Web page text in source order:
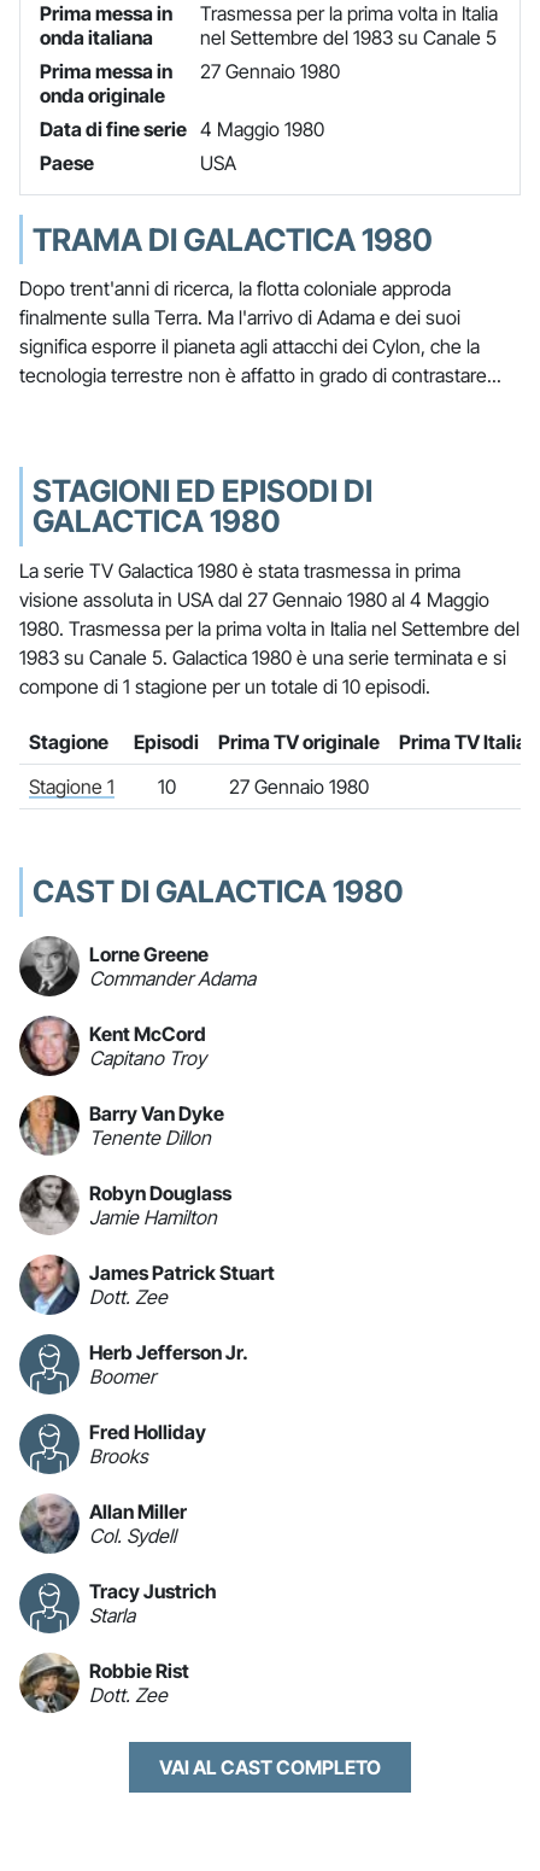
Prima messa in
onda italiana
Trasmessa per la prima volta in Italia
nel Settembre del 1983 su Canale 5
Prima messa in
onda originale
27 Gennaio 1980
Data di fine serie 4 Maggio 1980
Paese
USA
TRAMA DI GALACTICA 1980
Dopo trent'anni di ricerca, la flotta coloniale approda
finalmente sulla Terra. Ma l'arrivo di Adama e dei suoi
significa esporre il pianeta agli attacchi dei Cylon, che la
tecnologia terrestre non è affatto in grado di contrastare...
STAGIONI ED EPISODI DI
GALACTICA 1980
La serie TV Galactica 1980 è stata trasmessa in prima
visione assoluta in USA dal 27 Gennaio 1980 al 4 Maggio
1980. Trasmessa per la prima volta in Italia nel Settembre del
1983 su Canale 5. Galactica 1980 è una serie terminata e si
compone di 1 stagione per un totale di 10 episodi.
Stagione Episodi Prima TV originale
Prima TV Italia
Stagione 1
10 27 Gennaio 1980
CAST DI GALACTICA 1980
Lorne Greene
Commander Adama
Kent McCord
Capitano Troy
Barry Van Dyke
Tenente Dillon
Robyn Douglass
Jamie Hamilton
James Patrick Stuart
Dott. Zee
Herb Jefferson Jr.
Boomer
Fred Holliday
Brooks
Allan Miller
Col. Sydell
Tracy Justrich
Starla
Robbie Rist
Dott. Zee
VAI AL CAST COMPLETO